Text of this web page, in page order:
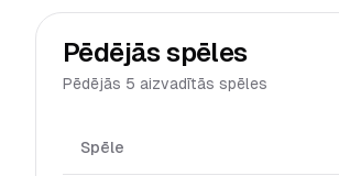
Pēdējās spēles
Pēdējās 5 aizvadītās spēles
Spēle